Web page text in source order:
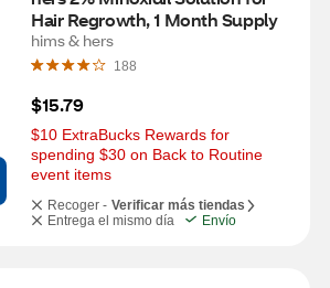
Hair Regrowth, 1 Month Supply
hims & hers
188
$15.79
$10 ExtraBucks Rewards for
spending $30 on Back to Routine
event items
Recoger - Verificar más tiendas
Entrega el mismo día
Envío